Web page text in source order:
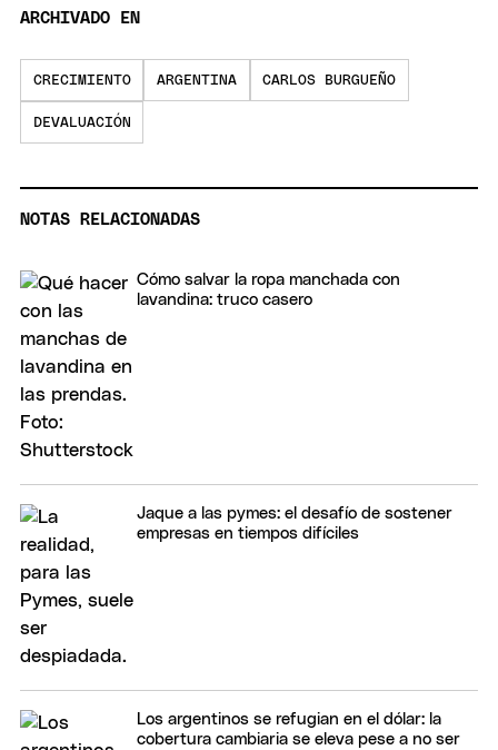
ARCHIVADO EN
CRECIMIENTO ARGENTINA CARLOS BURGUEÑO
DEVALUACIÓN
NOTAS RELACIONADAS
Cómo salvar la ropa manchada con
lavandina: truco casero
Jaque a las pymes: el desafío de sostener
empresas en tiempos difíciles
Los argentinos se refugian en el dólar: la
cobertura cambiaria se eleva pese a no ser